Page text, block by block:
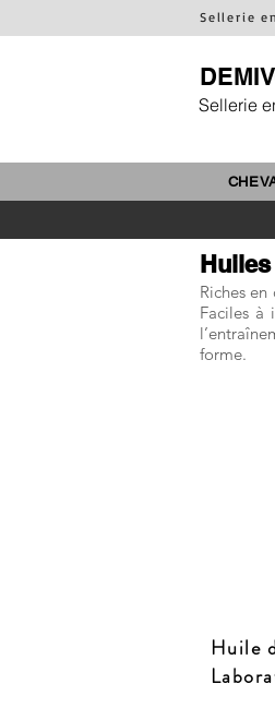
Sellerie
Sellerie
Riches
Faciles à
forme.
Huile